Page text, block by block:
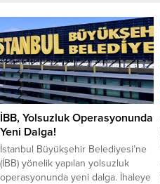
İBB, Yolsuzluk Operasyonunda
Yeni Dalga!
İstanbul Büyükşehir Belediyesi’ne
(İBB) yönelik yapılan yolsuzluk
operasyonunda yeni dalga. İhaleye